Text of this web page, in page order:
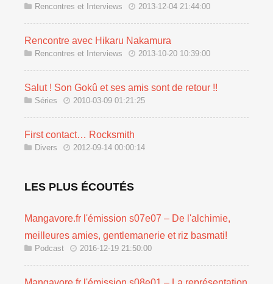
Rencontres et Interviews 2013-12-04 21:44:00
Rencontre avec Hikaru Nakamura
Rencontres et Interviews 2013-10-20 10:39:00
Salut ! Son Gokû et ses amis sont de retour !!
Séries 2010-03-09 01:21:25
First contact… Rocksmith
Divers 2012-09-14 00:00:14
LES PLUS ÉCOUTÉS
Mangavore.fr l'émission s07e07 – De l'alchimie,
meilleures amies, gentlemanerie et riz basmati!
Podcast 2016-12-19 21:50:00